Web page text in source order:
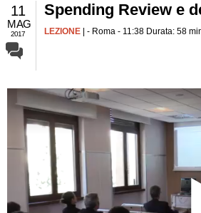
11
MAG
2017
Spending Review e
LEZIONE | - Roma - 11:38 Durata: 58